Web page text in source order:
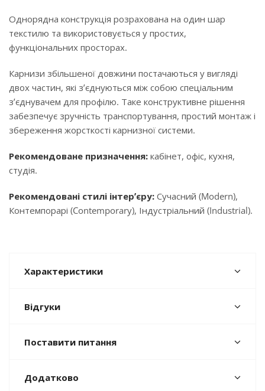
Однорядна конструкція розрахована на один шар
текстилю та використовується у простих,
функціональних просторах.
Карнизи збільшеної довжини постачаються у вигляді
двох частин, які з’єднуються між собою спеціальним
з’єднувачем для профілю. Таке конструктивне рішення
забезпечує зручність транспортування, простий монтаж і
збереження жорсткості карнизної системи.
Рекомендоване призначення: кабінет, офіс, кухня,
студія.
Рекомендовані стилі інтер’єру: Сучасний (Modern),
Контемпорарі (Contemporary), Індустріальний (Industrial).
Характеристики
Відгуки
Поставити питання
Додатково